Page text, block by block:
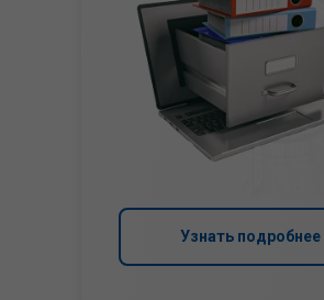
Узнать подробнее